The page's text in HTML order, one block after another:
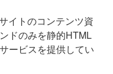
イトのコンテンツ資
ドのみを静的HTML
ービスを提供してい